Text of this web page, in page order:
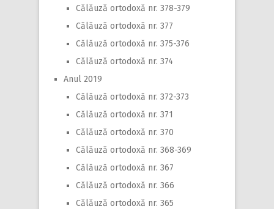
Călăuză ortodoxă nr. 378-379
Călăuză ortodoxă nr. 377
Călăuză ortodoxă nr. 375-376
Călăuză ortodoxă nr. 374
Anul 2019
Călăuză ortodoxă nr. 372-373
Călăuză ortodoxă nr. 371
Călăuză ortodoxă nr. 370
Călăuză ortodoxă nr. 368-369
Călăuză ortodoxă nr. 367
Călăuză ortodoxă nr. 366
Călăuză ortodoxă nr. 365